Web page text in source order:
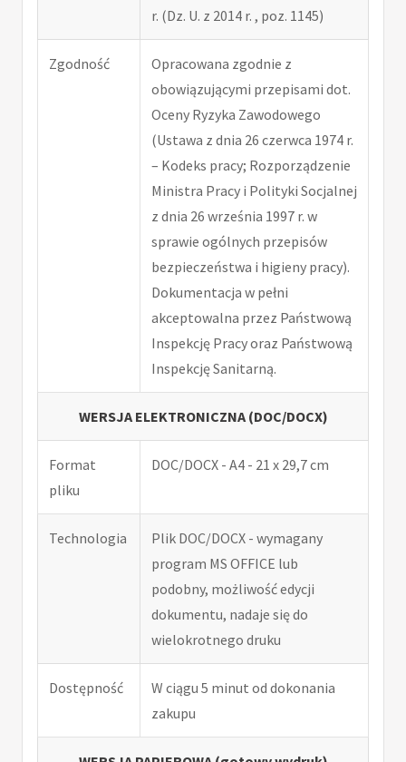
r. (Dz. U. z 2014 r. , poz. 1145)
Zgodność
Opracowana zgodnie z
obowiązującymi przepisami dot.
Oceny Ryzyka Zawodowego
(Ustawa z dnia 26 czerwca 1974 r.
– Kodeks pracy; Rozporządzenie
Ministra Pracy i Polityki Socjalnej
z dnia 26 września 1997 r. w
sprawie ogólnych przepisów
bezpieczeństwa i higieny pracy).
Dokumentacja w pełni
akceptowalna przez Państwową
Inspekcję Pracy oraz Państwową
Inspekcję Sanitarną.
WERSJA ELEKTRONICZNA (DOC/DOCX)
Format
pliku
DOC/DOCX - A4 - 21 x 29,7 cm
Technologia
Plik DOC/DOCX - wymagany
program MS OFFICE lub
podobny, możliwość edycji
dokumentu, nadaje się do
wielokrotnego druku
Dostępność
W ciągu 5 minut od dokonania
zakupu